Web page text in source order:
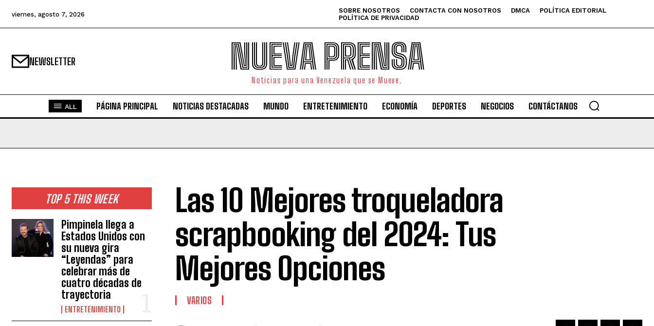
viernes, agosto 7, 2026 SOBRE NOSOTROS CONTACTA CON NOSOTROS DMCA
POLÍTICA EDITORIAL
POLÍTICA DE PRIVACIDAD
NEWSLETTER NUEVA PRENSA
Noticias para una Venezuela que se Mueve.
ALL PÁGINA PRINCIPAL NOTICIAS DESTACADAS MUNDO ENTRETENIMIENTO ECONOMÍA DEPORTES NEGOCIOS CONTÁCTANOS
TOP 5 THIS WEEK
Pimpinela llega a
Estados Unidos con
su nueva gira
“Leyendas” para
celebrar más de
cuatro décadas de
trayectoria
ENTRETENIMIENTO
Las 10 Mejores troqueladora
scrapbooking del 2024: Tus
Mejores Opciones
VARIOS